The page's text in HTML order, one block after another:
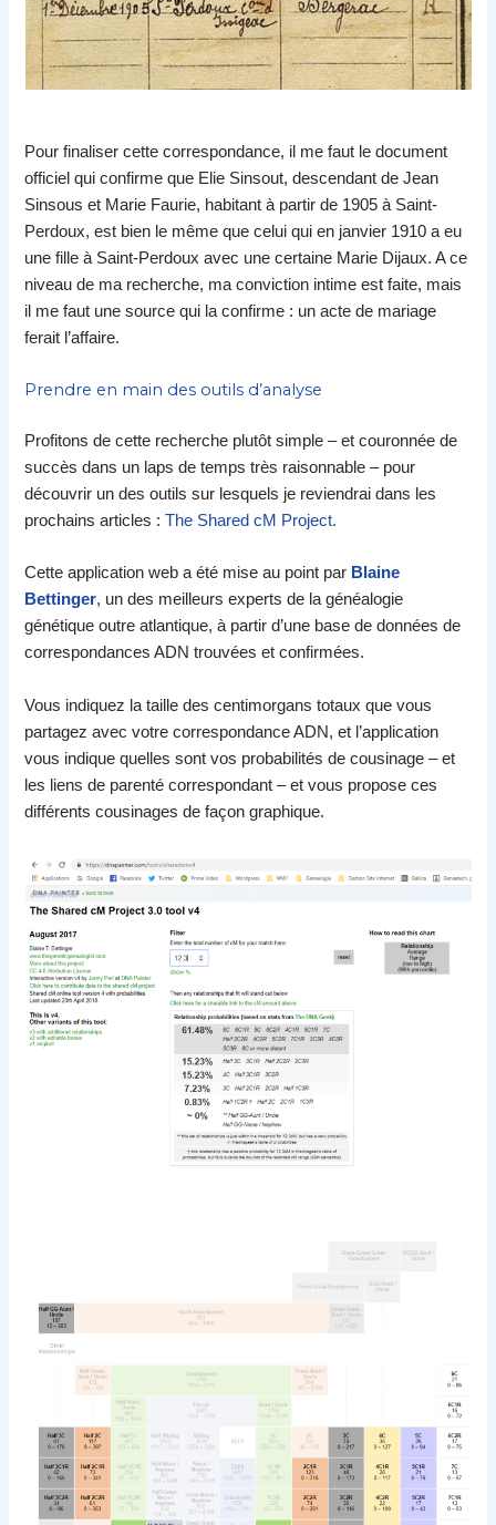
Pour finaliser cette correspondance, il me faut le document
officiel qui confirme que Elie Sinsout, descendant de Jean
Sinsous et Marie Faurie, habitant à partir de 1905 à Saint-
Perdoux, est bien le même que celui qui en janvier 1910 a eu
une fille à Saint-Perdoux avec une certaine Marie Dijaux. A ce
niveau de ma recherche, ma conviction intime est faite, mais
il me faut une source qui la confirme : un acte de mariage
ferait l’affaire.
Prendre en main des outils d’analyse
Profitons de cette recherche plutôt simple – et couronnée de
succès dans un laps de temps très raisonnable – pour
découvrir un des outils sur lesquels je reviendrai dans les
prochains articles :The Shared cM Project.
Cette application web a été mise au point par Blaine
Bettinger, un des meilleurs experts de la généalogie
génétique outre atlantique, à partir d’une base de données de
correspondances ADN trouvées et confirmées.
Vous indiquez la taille des centimorgans totaux que vous
partagez avec votre correspondance ADN, et l’application
vous indique quelles sont vos probabilités de cousinage – et
les liens de parenté correspondant – et vous propose ces
différents cousinages de façon graphique.